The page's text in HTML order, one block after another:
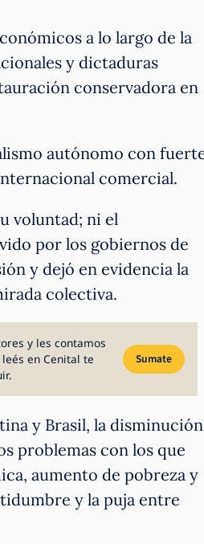
a lo largo de la
y dictaduras
conservadora en
autónomo con
comercial.
voluntad; ni el
por los gobiernos de
y dejó en evidencia la
colectiva.
y les contamos
en Cenital te
Sumate
y Brasil, la disminución
problemas con los que
aumento de pobreza y
y la puja entre